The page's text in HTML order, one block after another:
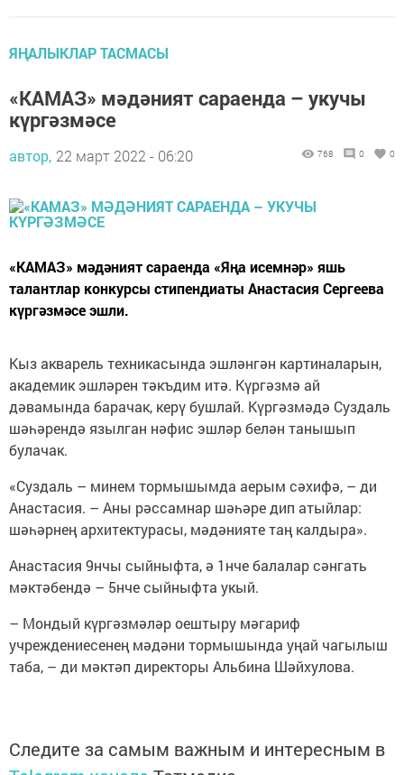
ЯҢАЛЫКЛАР ТАСМАСЫ
«КАМАЗ» мәдәният сараенда – укучы
күргәзмәсе
автор, 22 март 2022 - 06:20 768 0 0
«КАМАЗ» мәдәният сараенда «Яңа исемнәр» яшь
талантлар конкурсы стипендиаты Анастасия Сергеева
күргәзмәсе эшли.
Кыз акварель техникасында эшләнгән картиналарын,
академик эшләрен тәкъдим итә. Күргәзмә ай
дәвамында барачак, керү бушлай. Күргәзмәдә Суздаль
шәһәрендә язылган нәфис эшләр белән танышып
булачак.
«Суздаль – минем тормышымда аерым сәхифә, – ди
Анастасия. – Аны рәссамнар шәһәре дип атыйлар:
шәһәрнең архитектурасы, мәдәнияте таң калдыра».
Анастасия 9нчы сыйныфта, ә 1нче балалар сәнгать
мәктәбендә – 5нче сыйныфта укый.
– Мондый күргәзмәләр оештыру мәгариф
учреждениесенең мәдәни тормышында уңай чагылыш
таба, – ди мәктәп директоры Альбина Шәйхулова.
Следите за самым важным и интересным в